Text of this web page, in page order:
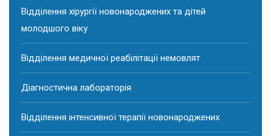
Відділення хірургії новонароджених та дітей
молодшого віку
Відділення медичної реабілітації немовлят
Діагностична лабораторія
Відділення інтенсивної терапії новонароджених